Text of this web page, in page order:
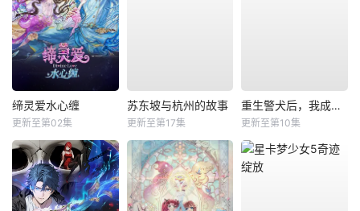
缔灵爱水心缠
更新至第02集
苏东坡与杭州的故事
更新至第17集
重生警犬后，我成了名侦探？
更新至第10集